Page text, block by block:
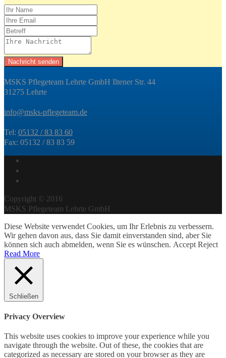
Nachricht senden
MSKS Pflegeteam Lehrte GmbH Iltener Str. 44
31275 Lehrte
info@msks-pflegeteam.de
Tel: 05132 / 83 83 60
Fax: 05132 / 83 83 59
Copyright © 2016
MSKS Pflegeteam Lehrte GmbH
Diese Website verwendet Cookies, um Ihr Erlebnis zu verbessern.
Wir gehen davon aus, dass Sie damit einverstanden sind, aber Sie
können sich auch abmelden, wenn Sie es wünschen. Accept Reject
Read More
Schließen
Privacy Overview
This website uses cookies to improve your experience while you
navigate through the website. Out of these, the cookies that are
categorized as necessary are stored on your browser as they are